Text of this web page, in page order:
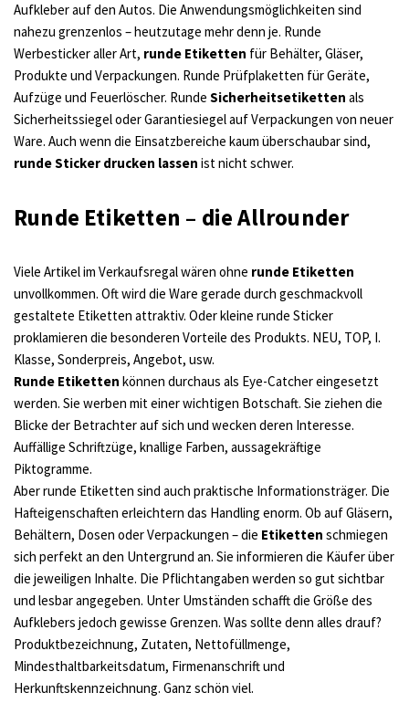
Aufkleber auf den Autos. Die Anwendungsmöglichkeiten sind
nahezu grenzenlos – heutzutage mehr denn je. Runde
Werbesticker aller Art, runde Etiketten für Behälter, Gläser,
Produkte und Verpackungen. Runde Prüfplaketten für Geräte,
Aufzüge und Feuerlöscher. Runde Sicherheitsetiketten als
Sicherheitssiegel oder Garantiesiegel auf Verpackungen von neuer
Ware. Auch wenn die Einsatzbereiche kaum überschaubar sind,
runde Sticker drucken lassen ist nicht schwer.
Runde Etiketten – die Allrounder
Viele Artikel im Verkaufsregal wären ohne runde Etiketten
unvollkommen. Oft wird die Ware gerade durch geschmackvoll
gestaltete Etiketten attraktiv. Oder kleine runde Sticker
proklamieren die besonderen Vorteile des Produkts. NEU, TOP, I.
Klasse, Sonderpreis, Angebot, usw.
Runde Etiketten können durchaus als Eye-Catcher eingesetzt
werden. Sie werben mit einer wichtigen Botschaft. Sie ziehen die
Blicke der Betrachter auf sich und wecken deren Interesse.
Auffällige Schriftzüge, knallige Farben, aussagekräftige
Piktogramme.
Aber runde Etiketten sind auch praktische Informationsträger. Die
Hafteigenschaften erleichtern das Handling enorm. Ob auf Gläsern,
Behältern, Dosen oder Verpackungen – die Etiketten schmiegen
sich perfekt an den Untergrund an. Sie informieren die Käufer über
die jeweiligen Inhalte. Die Pflichtangaben werden so gut sichtbar
und lesbar angegeben. Unter Umständen schafft die Größe des
Aufklebers jedoch gewisse Grenzen. Was sollte denn alles drauf?
Produktbezeichnung, Zutaten, Nettofüllmenge,
Mindesthaltbarkeitsdatum, Firmenanschrift und
Herkunftskennzeichnung. Ganz schön viel.